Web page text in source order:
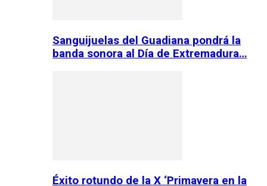
Sanguijuelas del Guadiana pondrá la
banda sonora al Día de Extremadura…
Éxito rotundo de la X ‘Primavera en la